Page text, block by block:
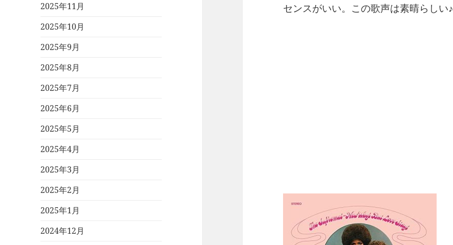
2025年11月
2025年10月
2025年9月
2025年8月
2025年7月
2025年6月
2025年5月
2025年4月
2025年3月
2025年2月
2025年1月
2024年12月
センスがいい。この歌声は素晴らしい♪